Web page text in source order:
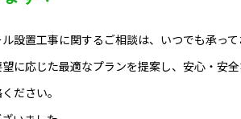
設置工事に関するご相談は、いつでも承って
に応じた最適なプランを提案し、安心・安全
ださい。